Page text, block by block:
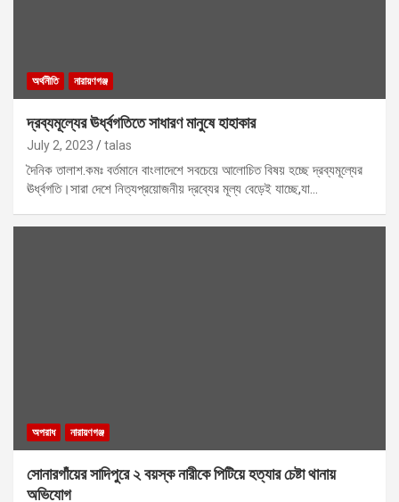
অর্থনীতি নারায়ণগঞ্জ
দ্রব্যমূল্যের ঊর্ধ্বগতিতে সাধারণ মানুষে হাহাকার
July 2, 2023 talas
দৈনিক তালাশ.কমঃ বর্তমানে বাংলাদেশে সবচেয়ে আলোচিত বিষয় হচ্ছে দ্রব্যমূল্যের
ঊর্ধ্বগতি।সারা দেশে নিত্যপ্রয়োজনীয় দ্রব্যের মূল্য বেড়েই যাচ্ছে,যা…
অপরাধ নারায়ণগঞ্জ
সোনারগাঁয়ের সাদিপুরে ২ বয়স্ক নারীকে পিটিয়ে হত্যার চেষ্টা থানায়
অভিযোগ